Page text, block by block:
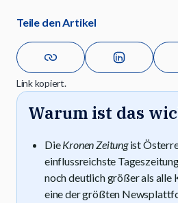
Teile den Artikel
Link kopiert.
Warum ist das
DieKronen Zeitungist
einflussreichste
noch deutlich größer als alle
eine der größten